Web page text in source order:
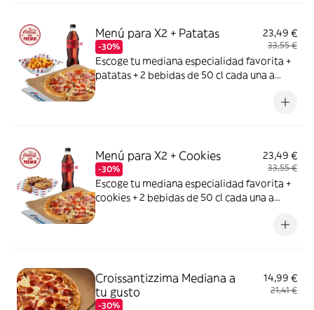
Menú para X2 + Patatas
-30%
23,49 €
33,55 €
Escoge tu mediana especialidad favorita +
patatas + 2 bebidas de 50 cl cada una a
Fanta de naranja, Fuze tea o Aquarius de
Menú para X2 + Cookies
-30%
23,49 €
33,55 €
Escoge tu mediana especialidad favorita +
cookies + 2 bebidas de 50 cl cada una a
Fanta de naranja, Fuze tea o Aquarius de
Croissantizzima Mediana a
tu gusto
-30%
14,99 €
21,41 €